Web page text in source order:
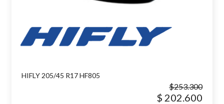
HIFLY 205/45 R17 HF805
$253.300
$ 202.600